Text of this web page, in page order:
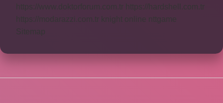
https://www.doktorforum.com.tr
https://hardshell.com.tr
https://modarazzi.com.tr
knight online
nttgame
Sitemap